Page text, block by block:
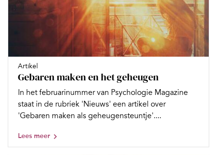
Artikel
Gebaren maken en het geheugen
In het februarinummer van Psychologie Magazine
staat in de rubriek 'Nieuws' een artikel over
'Gebaren maken als geheugensteuntje'....
Lees meer